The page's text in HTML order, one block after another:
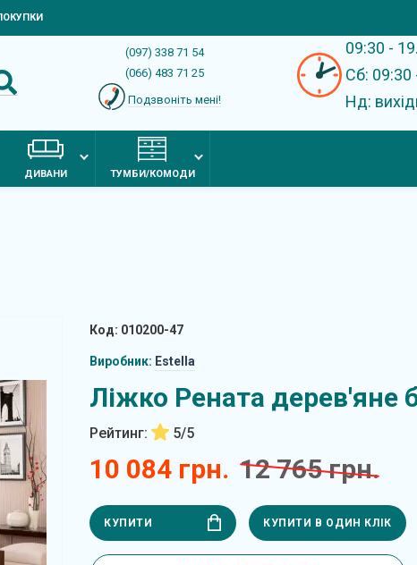
(097) 338 71 54
(066) 483 71 25
Подзвоніть мені!
09:30 -
Сб: 09:30
Нд:
ДИВАНИ ТУМБИ/КОМОДИ
Код: 010200-47
Виробник: Estella
Ліжко Рената дерев'яне
Рейтинг: 5/5
10 084 грн. 12 765 грн.
КУПИТИ КУПИТИ В ОДИН КЛІК